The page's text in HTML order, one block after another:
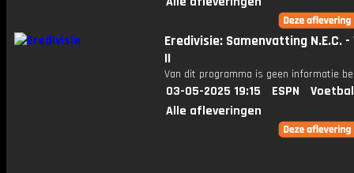
Eredivisie: Samenvatting N.E.C.
II
Van dit programma is geen informatie
03-05-2025 19:15 ESPN
Alle afleveringen